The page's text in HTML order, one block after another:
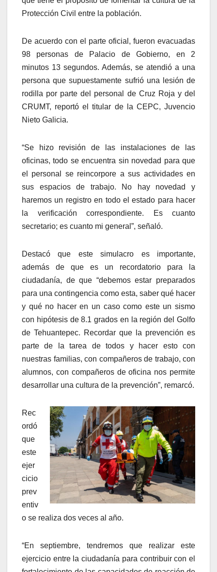
Protección Civil entre la población.
De acuerdo con el parte oficial, fueron evacuadas
98 personas de Palacio de Gobierno, en 2
minutos 13 segundos. Además, se atendió a una
persona que supuestamente sufrió una lesión de
rodilla por parte del personal de Cruz Roja y del
CRUMT, reportó el titular de la CEPC, Juvencio
Nieto Galicia.
“Se hizo revisión de las instalaciones de las
oficinas, todo se encuentra sin novedad para que
el personal se reincorpore a sus actividades en
sus espacios de trabajo. No hay novedad y
haremos un registro en todo el estado para hacer
la verificación correspondiente. Es cuanto
secretario; es cuanto mi general”, señaló.
Destacó que este simulacro es importante,
además de que es un recordatorio para la
ciudadanía, de que “debemos estar preparados
para una contingencia como esta, saber qué hacer
y qué no hacer en un caso como este un sismo
con hipótesis de 8.1 grados en la región del Golfo
de Tehuantepec. Recordar que la prevención es
parte de la tarea de todos y hacer esto con
nuestras familias, con compañeros de trabajo, con
alumnos, con compañeros de oficina nos permite
desarrollar una cultura de la prevención”, remarcó.
Rec
ordó
que
este
ejer
cicio
prev
entiv
o se realiza dos veces al año.
“En septiembre, tendremos que realizar este
ejercicio entre la ciudadanía para contribuir con el